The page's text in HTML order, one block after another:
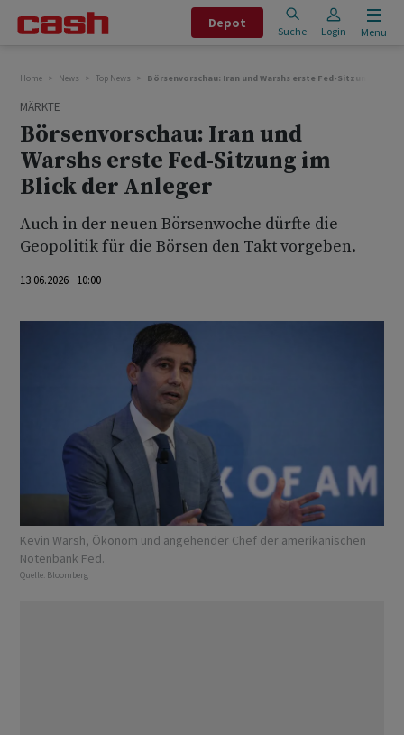
Depot
Suche Login Menu
Home News Top News Börsenvorschau: Iran und Warshs erste Fed-Sitzung im
MÄRKTE
Börsenvorschau: Iran und
Warshs erste Fed-Sitzung im
Blick der Anleger
Auch in der neuen Börsenwoche dürfte die
Geopolitik für die Börsen den Takt vorgeben.
13.06.2026 10:00
Kevin Warsh, Ökonom und angehender Chef der amerikanischen
Notenbank Fed.
Quelle: Bloomberg